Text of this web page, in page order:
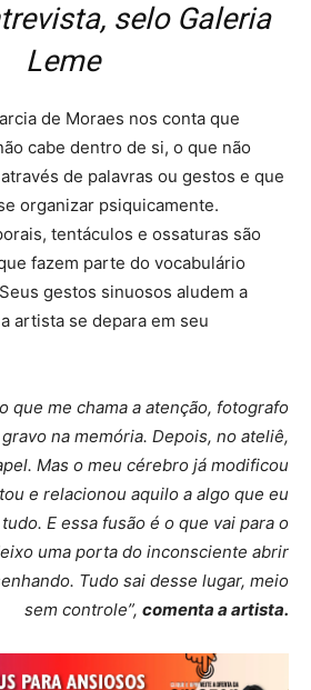
selo Galeria
Leme
de Moraes nos conta que
cabe dentro de si, o que não
de palavras ou gestos e que
organizar psiquicamente.
tentáculos e ossaturas são
fazem parte do vocabulário
gestos sinuosos aludem a
artista se depara em seu
que me chama a atenção, fotografo
na memória. Depois, no ateliê,
Mas o meu cérebro já modificou
e relacionou aquilo a algo que eu
E essa fusão é o que vai para o
uma porta do inconsciente abrir
Tudo sai desse lugar, meio
sem controle”, comenta a artista.